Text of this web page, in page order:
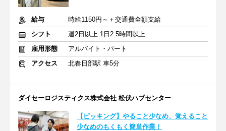
給与
時給1150円～＋交通費全額支給
シフト
週2日以上 1日2.5時間以上
雇用形態
アルバイト・パート
アクセス
北春日部駅 車5分
ダイセーロジスティクス株式会社 松伏ハブセンター
【ピッキング】やること少なめ、覚えること
少なめのもくもく簡単作業！